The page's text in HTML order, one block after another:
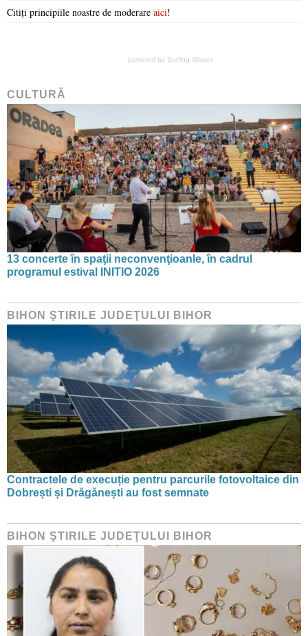
Citiți principiile noastre de moderare aici!
powered by Surfing Waves
CULTURĂ
13 concerte în spaţii neconvenţioanle, în cadrul
programul estival INITIO 2026
BIHON ŞTIRILE JUDEŢULUI BIHOR
Contractele de execuție pentru parcurile fotovoltaice din
Dobrești și Drăgănești au fost semnate
BIHON ŞTIRILE JUDEŢULUI BIHOR